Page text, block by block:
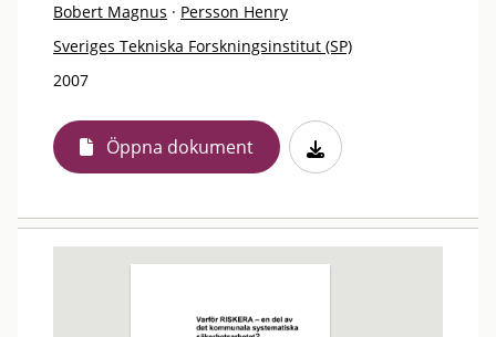
Bobert Magnus · Persson Henry
Sveriges Tekniska Forskningsinstitut (SP)
2007
Öppna dokument